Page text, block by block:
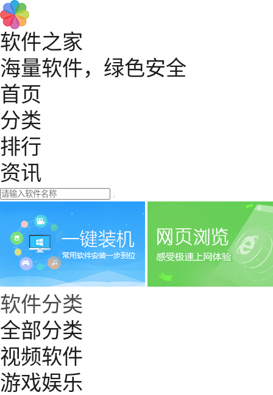
软件之家
海量软件，绿色安全
首页
分类
排行
资讯
软件分类
全部分类
视频软件
游戏娱乐